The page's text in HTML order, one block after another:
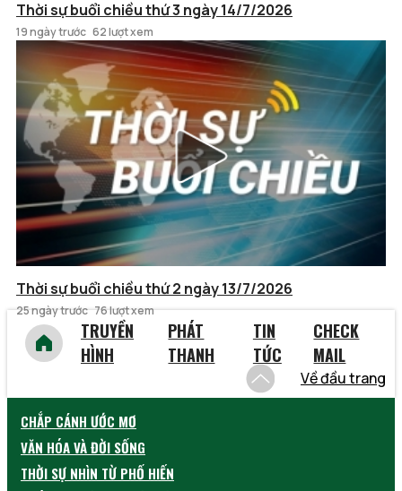
Thời sự buổi chiều thứ 3 ngày 14/7/2026
19 ngày trước 62 lượt xem
Thời sự buổi chiều thứ 2 ngày 13/7/2026
25 ngày trước 76 lượt xem
TRUYỀN
HÌNH
PHÁT
THANH
TIN
TỨC
CHECK
MAIL
Về đầu trang
CHẮP CÁNH ƯỚC MƠ
VĂN HÓA VÀ ĐỜI SỐNG
THỜI SỰ NHÌN TỪ PHỐ HIẾN